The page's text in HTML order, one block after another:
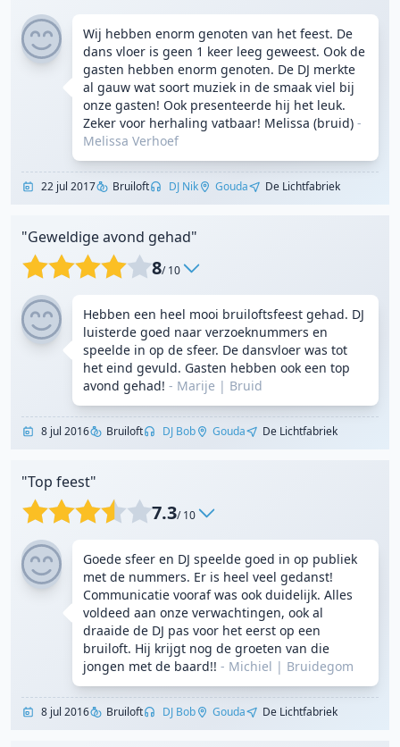
Wij hebben enorm genoten van het feest. De
dans vloer is geen 1 keer leeg geweest. Ook de
gasten hebben enorm genoten. De DJ merkte
al gauw wat soort muziek in de smaak viel bij
onze gasten! Ook presenteerde hij het leuk.
Zeker voor herhaling vatbaar! Melissa (bruid) -
Melissa Verhoef
22 jul 2017 Bruiloft DJ Nik Gouda De Lichtfabriek
"Geweldige avond gehad"
8/ 10
Hebben een heel mooi bruiloftsfeest gehad. DJ
luisterde goed naar verzoeknummers en
speelde in op de sfeer. De dansvloer was tot
het eind gevuld. Gasten hebben ook een top
avond gehad! - Marije | Bruid
8 jul 2016 Bruiloft DJ Bob Gouda De Lichtfabriek
"Top feest"
7.3/ 10
Goede sfeer en DJ speelde goed in op publiek
met de nummers. Er is heel veel gedanst!
Communicatie vooraf was ook duidelijk. Alles
voldeed aan onze verwachtingen, ook al
draaide de DJ pas voor het eerst op een
bruiloft. Hij krijgt nog de groeten van die
jongen met de baard!! - Michiel | Bruidegom
8 jul 2016 Bruiloft DJ Bob Gouda De Lichtfabriek